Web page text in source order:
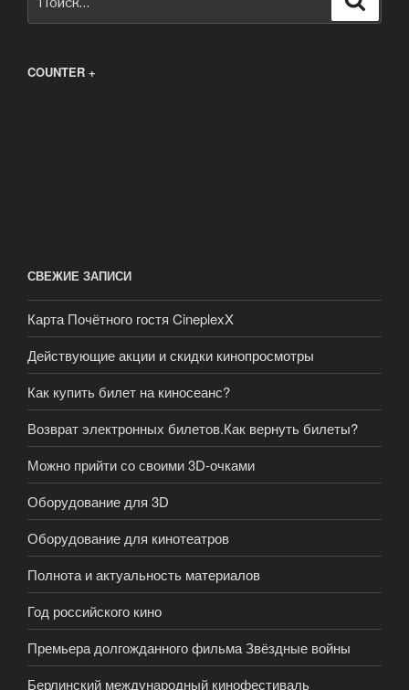
COUNTER +
СВЕЖИЕ ЗАПИСИ
Карта Почётного гостя CineplexX
Действующие акции и скидки кинопросмотры
Как купить билет на киносеанс?
Возврат электронных билетов.Как вернуть билеты?
Можно прийти со своими 3D-очками
Оборудование для 3D
Оборудование для кинотеатров
Полнота и актуальность материалов
Год российского кино
Премьера долгожданного фильма Звёздные войны
Берлинский международный кинофестиваль